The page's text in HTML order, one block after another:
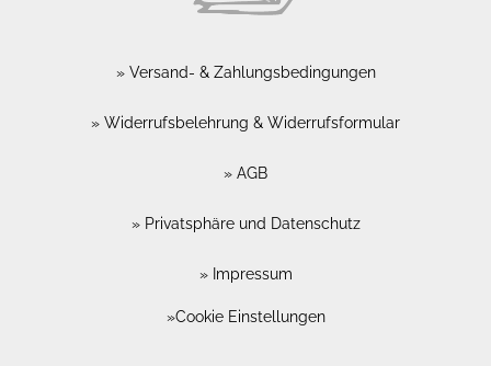
Versand- & Zahlungsbedingungen
Widerrufsbelehrung & Widerrufsformular
AGB
Privatsphäre und Datenschutz
Impressum
Cookie Einstellungen